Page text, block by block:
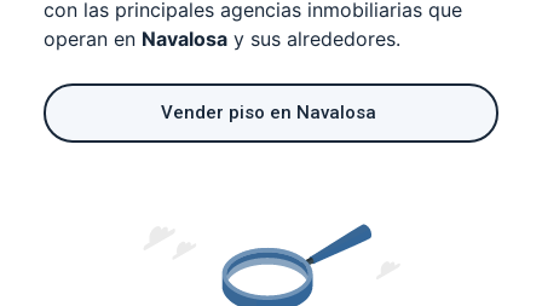
con las principales agencias inmobiliarias que
operan en Navalosa y sus alrededores.
Vender piso en Navalosa